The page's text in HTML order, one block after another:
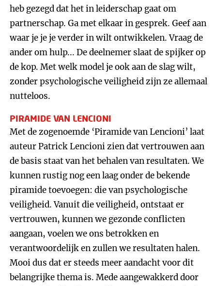
heb gezegd dat het in leiderschap gaat om
partnerschap. Ga met elkaar in gesprek. Geef aan
waar je je je verder in wilt ontwikkelen. Vraag de
ander om hulp... De deelnemer slaat de spijker op
de kop. Met welk model je ook aan de slag wilt,
zonder psychologische veiligheid zijn ze allemaal
nutteloos.
PIRAMIDE VAN LENCIONI
Met de zogenoemde ‘Piramide van Lencioni’ laat
auteur Patrick Lencioni zien dat vertrouwen aan
de basis staat van het behalen van resultaten. We
kunnen rustig nog een laag onder de bekende
piramide toevoegen: die van psychologische
veiligheid. Vanuit die veiligheid, ontstaat er
vertrouwen, kunnen we gezonde conflicten
aangaan, voelen we ons betrokken en
verantwoordelijk en zullen we resultaten halen.
Mooi dus dat er steeds meer aandacht voor dit
belangrijke thema is. Mede aangewakkerd door